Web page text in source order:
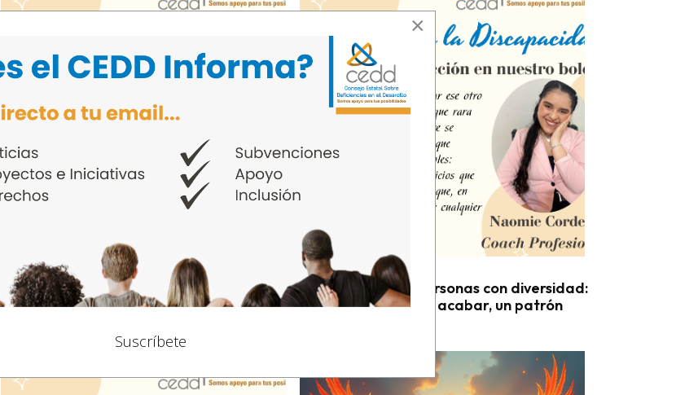
03 November 2025
La IA como universo y horizonte de
nuevas posibilidades
06 October 2025
Infantilizar a las personas con diversidad:
un cuento de nunca acabar, un patrón
×
Suscríbete